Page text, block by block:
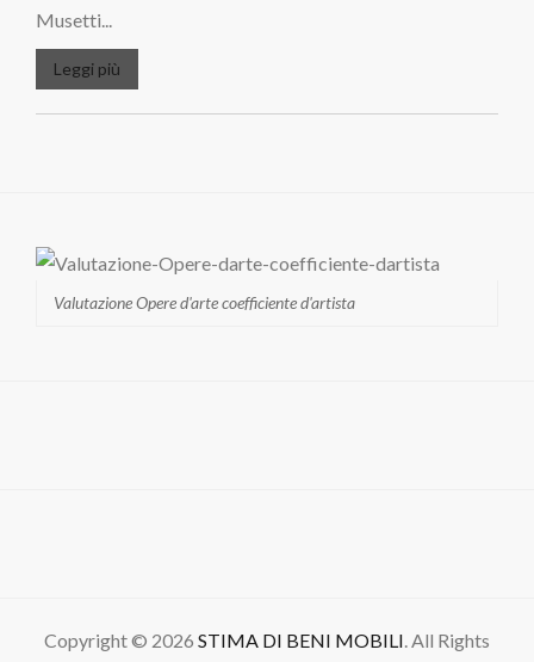
Musetti...
Leggi più
Valutazione Opere d'arte coefficiente d'artista
Copyright © 2026 STIMA DI BENI MOBILI . All Rights